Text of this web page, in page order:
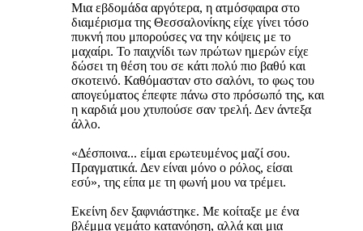
Μια εβδομάδα αργότερα, η ατμόσφαιρα στο
διαμέρισμα της Θεσσαλονίκης είχε γίνει τόσο
πυκνή που μπορούσες να την κόψεις με το
μαχαίρι. Το παιχνίδι των πρώτων ημερών είχε
δώσει τη θέση του σε κάτι πολύ πιο βαθύ και
σκοτεινό. Καθόμασταν στο σαλόνι, το φως του
απογεύματος έπεφτε πάνω στο πρόσωπό της, και
η καρδιά μου χτυπούσε σαν τρελή. Δεν άντεξα
άλλο.
«Δέσποινα... είμαι ερωτευμένος μαζί σου.
Πραγματικά. Δεν είναι μόνο ο ρόλος, είσαι
εσύ», της είπα με τη φωνή μου να τρέμει.
Εκείνη δεν ξαφνιάστηκε. Με κοίταξε με ένα
βλέμμα γεμάτο κατανόηση, αλλά και μια